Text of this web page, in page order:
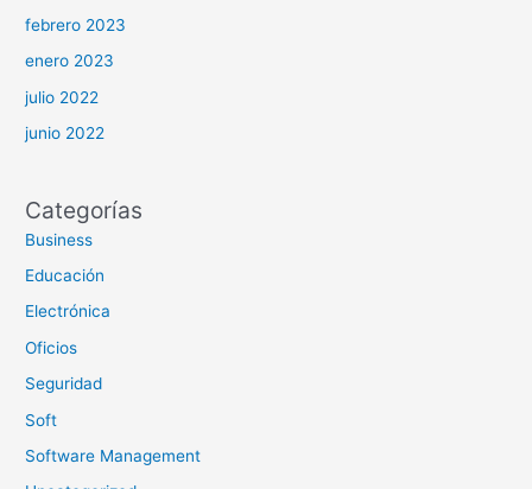
febrero 2023
enero 2023
julio 2022
junio 2022
Categorías
Business
Educación
Electrónica
Oficios
Seguridad
Soft
Software Management